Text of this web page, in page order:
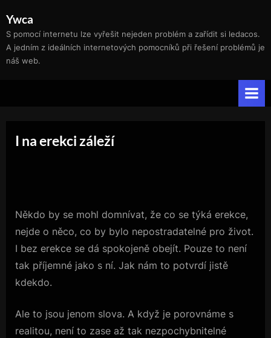
content
Ywca
S pomocí internetu lze vyřešit nejeden problém a zařídit si ledacos.
A jedním z ideálních internetových pomocníků při řešení problémů je
náš web.
I na erekci záleží
Někdo by se mohl domnívat, že co se týká erekce,
nejde o něco, co by bylo nepostradatelné pro život.
I bez erekce se dá spokojeně obejít. Pouze to není
tak příjemné jako s ní. Jak nám to potvrdí jistě
kdekdo.
Ale to jsou jenom slova. A když je porovnáme s
realitou, není to zase až tak nezpochybnitelné